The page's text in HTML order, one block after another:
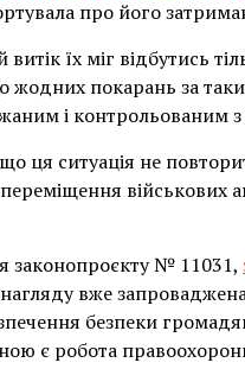
про його
їх міг відбутись
покарань за
і контрольованим
ця ситуація не
військових
законопроєкту № 11031,
вже
безпеки
є робота